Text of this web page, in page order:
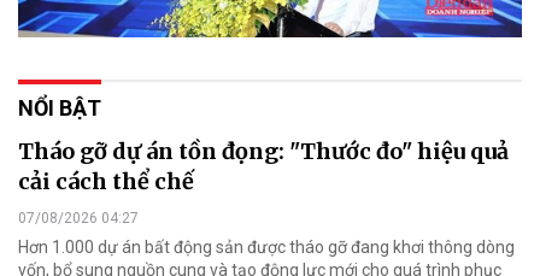
NỔI BẬT
Tháo gỡ dự án tồn đọng: "Thước đo" hiệu quả
cải cách thể chế
07/08/2026 04:27
Hơn 1.000 dự án bất động sản được tháo gỡ đang khơi thông dòng
vốn, bổ sung nguồn cung và tạo động lực mới cho quá trình phục